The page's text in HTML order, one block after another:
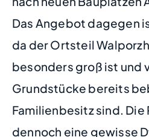
Das Angebot dagegen
da der Ortsteil
besonders groß ist und
Grundstücke bereits
Familienbesitz sind. Die
dennoch eine gewisse